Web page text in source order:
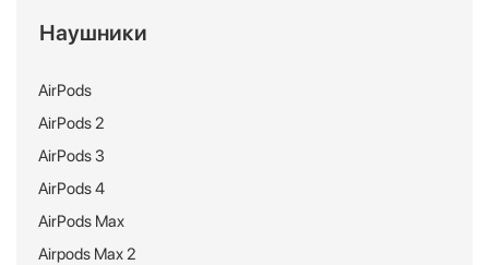
Наушники
AirPods
AirPods 2
AirPods 3
AirPods 4
AirPods Max
Airpods Max 2